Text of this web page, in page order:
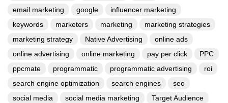
email marketing
google
influencer marketing
keywords
marketers marketing
marketing strategies
marketing strategy
Native Advertising
online ads
online advertising
online marketing pay per click
PPC
ppcmate
programmatic programmatic advertising
roi
search engine optimization
search engines
seo
social media
social media marketing
Target Audience